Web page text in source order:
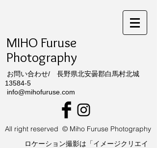
MIHO Furuse
Photography
ロケーション撮影は「イメージクリエイ
All right reserved © Miho Furuse Photography
​ お問い合わせ/ 長野県北安曇郡白馬村北城
13584-5
info@mihofuruse.com